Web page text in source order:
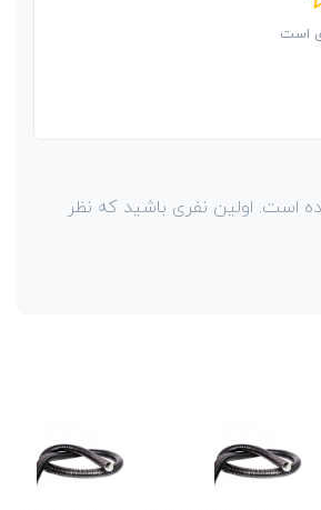
است
است. اولین نفری باشید که نظر